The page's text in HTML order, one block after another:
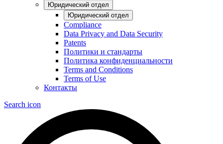
Юридический отдел
Юридический отдел
Compliance
Data Privacy and Data Security
Patents
Политики и стандарты
Политика конфиденциальности
Terms and Conditions
Terms of Use
Контакты
Search icon